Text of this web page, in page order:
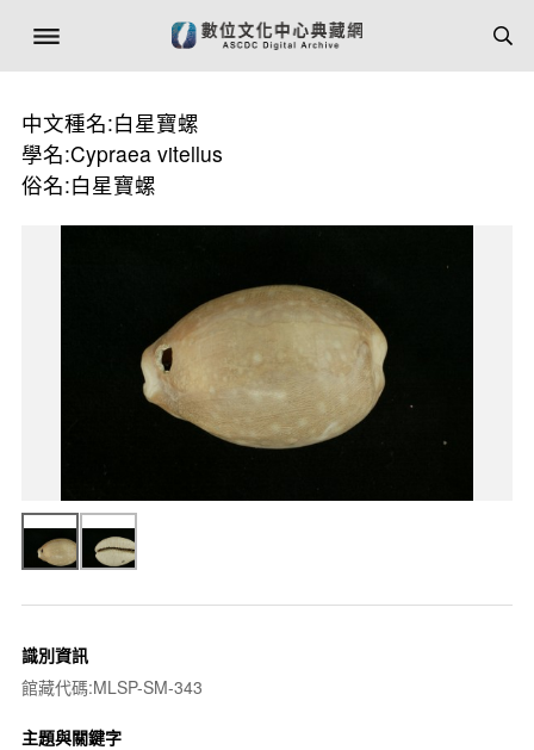
中文種名:白星寶螺
學名:Cypraea vitellus
俗名:白星寶螺
識別資訊
館藏代碼:MLSP-SM-343
主題與關鍵字